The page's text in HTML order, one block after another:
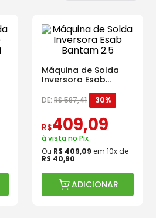
Máquina de Solda
Inversora Esab
DE: R$587,41 30%
R$409,09
à vista no Pix
Ou R$ 409,09 em 10x de
R$ 40,90
ADICIONAR